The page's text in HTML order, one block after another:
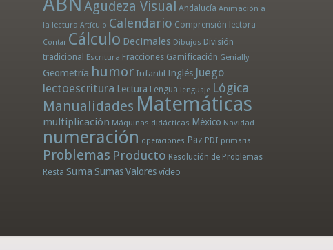
Agudeza Visual Andalucía Animación a
la lectura Artículo Calendario Comprensión lectora
Contar Cálculo Decimales Dibujos División
tradicional Escritura Fracciones Gamificación Genially
Geometría humor Infantil Inglés Juego
lectoescritura Lectura Lengua lenguaje Lógica
Manualidades Matemáticas
multiplicación Máquinas didácticas México Navidad
numeración operaciones Paz PDI primaria
Problemas Producto Resolución de Problemas
Resta Suma SumasValores vídeo